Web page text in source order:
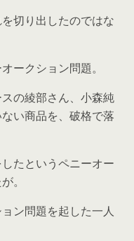
切り出したのではな
ークション問題。
の綾部さん、小森純
い商品を、破格で落
たというペニーオー
。
ン問題を起した一人